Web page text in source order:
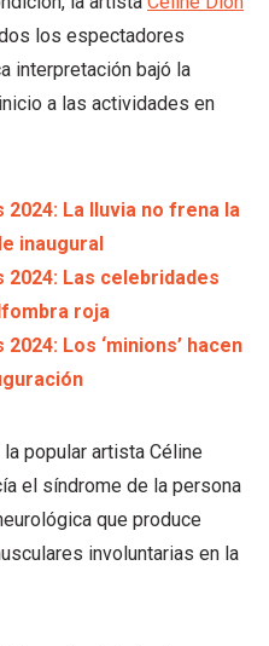
los espectadores
interpretación bajó la
a las actividades en
2024: La lluvia no frena la
inaugural
2024: Las celebridades
roja
2024: Los ‘minions’ hacen
popular artista Céline
el síndrome de la persona
que produce
involuntarias en la